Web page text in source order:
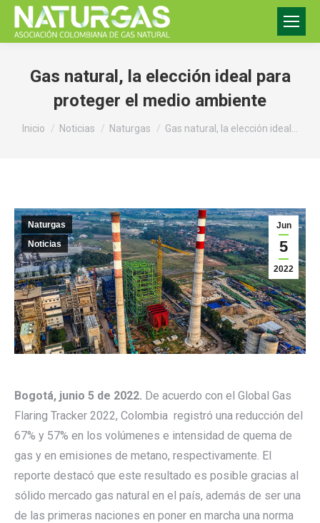
Gas natural, la elección ideal para
proteger el medio ambiente
Estás aquí:
Inicio Noticias Naturgas Gas natural, la elección ideal…
Jun
5
2022
Naturgas
Noticias
Bogotá, junio 5 de 2022. De acuerdo con el Global Gas
Flaring Tracker 2022, Colombia registró una reducción del
67% y 57% en los volúmenes e intensidad de quema de
gas y en emisiones de metano, respectivamente. El
reporte destacó que este resultado es posible gracias al
sólido mercado gas natural en el país, además de ser una
de las primeras naciones en poner en marcha una norma